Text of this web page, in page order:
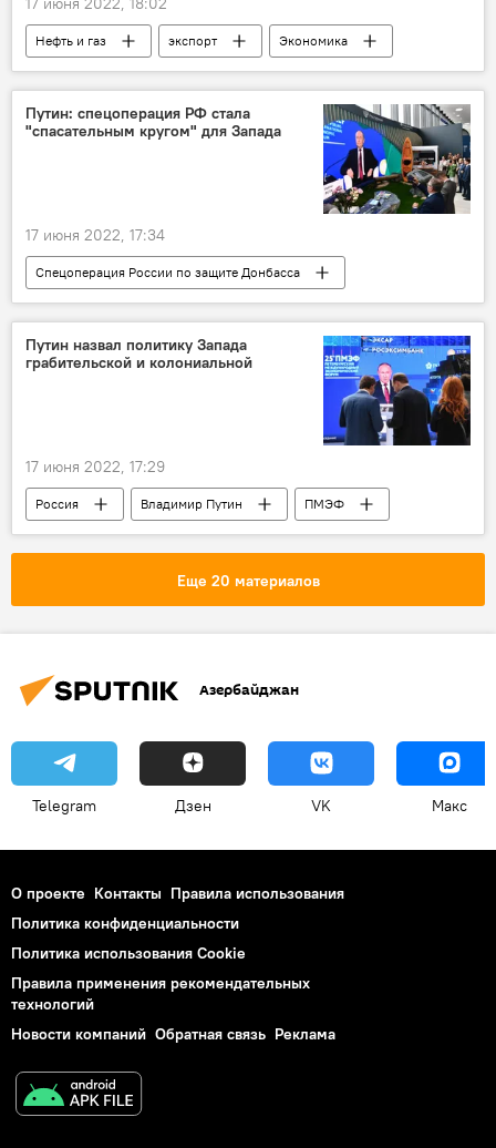
Нефть и газ экспорт
Экономика
Азербайджан
Путин: спецоперация РФ стала
"спасательным кругом" для Запада
17 июня 2022, 17:34
Спецоперация России по защите Донбасса
Россия
Владимир Путин ПМЭФ
Путин назвал политику Запада
грабительской и колониальной
17 июня 2022, 17:29
Россия Владимир Путин ПМЭФ
Еще 20 материалов
Азербайджан
Telegram Дзен VK Макс
О проекте Контакты Правила использования
Политика конфиденциальности
Политика использования Cookie
Правила применения рекомендательных
технологий
Новости компаний Обратная связь Реклама